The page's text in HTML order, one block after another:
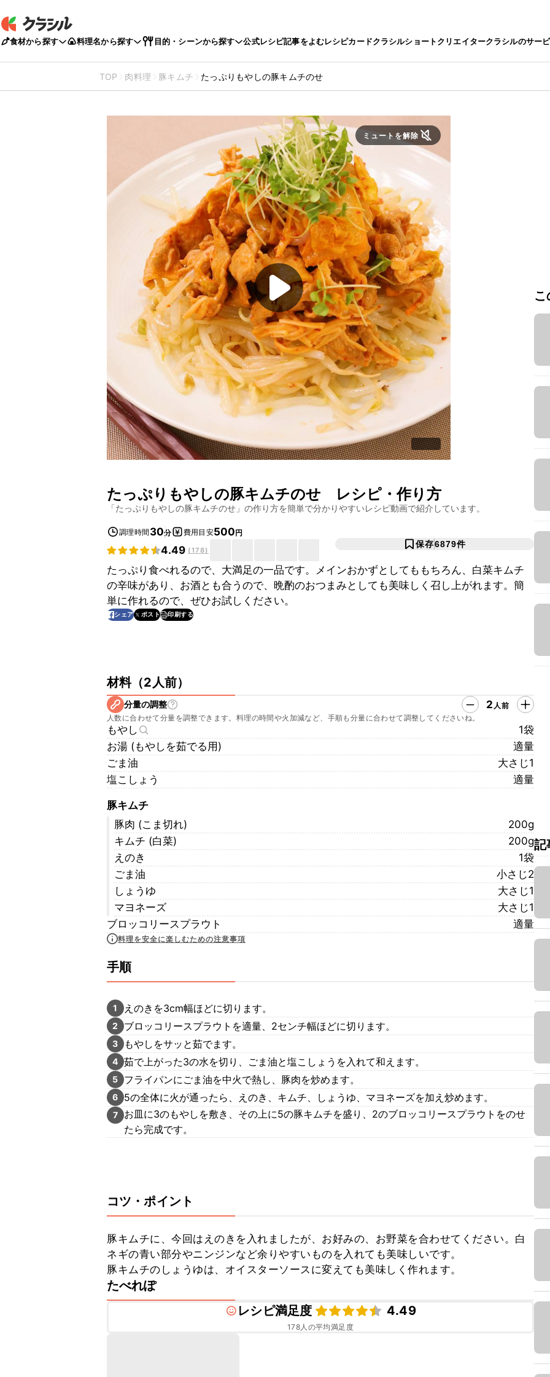
食材から探す 料理名から探す 目的・シーンから探す 公式レシピ記事をよむレシピカードクラシルショートクリエイタークラシルのサー
TOP 肉料理 豚キムチ たっぷりもやしの豚キムチのせ
ミュートを解除
たっぷりもやしの豚キムチのせ レシピ・作り方
「たっぷりもやしの豚キムチのせ 」の作り方を簡単で分かりやすいレシピ動画で紹介しています。
調理時間 30分 費用目安500円
4.49 (178)
保存6879件
たっぷり食べれるので、大満足の一品です。メインおかずとしてももちろん、白菜キムチ
の辛味があり、お酒とも合うので、晩酌のおつまみとしても美味しく召し上がれます。簡
単に作れるので、ぜひお試しください。
シェア ポスト 印刷する
材料（2人前）
分量の調整 2 人前
人数に合わせて分量を調整できます。料理の時間や火加減など、手順も分量に合わせて調整してくださいね。
もやし
1袋
お湯 (もやしを茹でる用)
適量
ごま油
大さじ1
塩こしょう
適量
豚キムチ
豚肉 (こま切れ)
200g
キムチ (白菜)
200g
えのき
1袋
ごま油
小さじ2
しょうゆ
大さじ1
マヨネーズ
大さじ1
ブロッコリースプラウト
適量
料理を安全に楽しむための注意事項
手順
1 えのきを3cm幅ほどに切ります。
2 ブロッコリースプラウトを適量、2センチ幅ほどに切ります。
3 もやしをサッと茹でます。
4 茹で上がった3の水を切り、ごま油と塩こしょうを入れて和えます。
5 フライパンにごま油を中火で熱し、豚肉を炒めます。
6 5の全体に火が通ったら、えのき、キムチ、しょうゆ、マヨネーズを加え炒めます。
7
お皿に3のもやしを敷き、その上に5の豚キムチを盛り、2のブロッコリースプラウトをのせ
たら完成です。
コツ・ポイント
豚キムチに、今回はえのきを入れましたが、お好みの、お野菜を合わせてください。白
ネギの青い部分やニンジンなど余りやすいものを入れても美味しいです。
豚キムチのしょうゆは、オイスターソースに変えても美味しく作れます。
たべれぽ
レシピ満足度
4.49
178人の平均満足度
記